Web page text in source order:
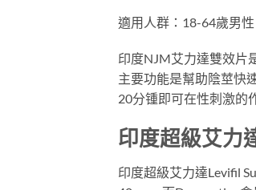
適用人群：18-64歲男性
印度NJM艾力達雙效片
主要功能是幫助陰莖快
20分锺即可在性刺激的
印度超級艾力
印度超級艾力達Levifil